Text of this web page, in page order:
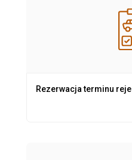
Rezerwacja terminu